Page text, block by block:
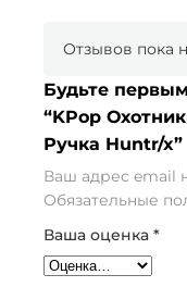
Отзывов пока
Будьте
“KPop
Ручка Huntr/x”
Ваш адрес email
Обязательные
Ваша оценка *